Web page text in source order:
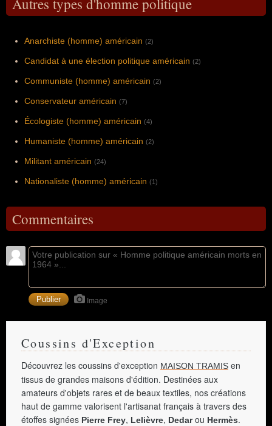
Anarchiste (homme) américain (2)
Candidat à une élection politique américain (2)
Communiste (homme) américain (2)
Conservateur américain (7)
Écologiste (homme) américain (4)
Humaniste (homme) américain (2)
Militant américain (24)
Nationaliste (homme) américain (1)
Commentaires
Image
Coussins d'Exception
Découvrez les coussins d'exception MAISON TRAMIS en
tissus de grandes maisons d'édition. Destinées aux
amateurs d'objets rares et de beaux textiles, nos créations
haut de gamme valorisent l'artisanat français à travers des
étoffes signées Pierre Frey, Lelièvre, Dedarou Hermès.